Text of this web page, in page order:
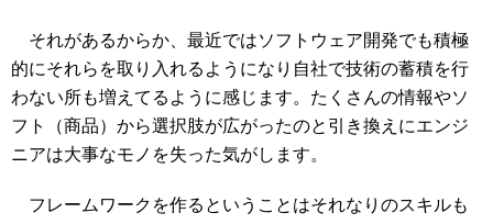
それがあるからか、最近ではソフトウェア開発でも積極
的にそれらを取り入れるようになり自社で技術の蓄積を行
わない所も増えてるように感じます。たくさんの情報やソ
フト（商品）から選択肢が広がったのと引き換えにエンジ
ニアは大事なモノを失った気がします。
フレームワークを作るということはそれなりのスキルも